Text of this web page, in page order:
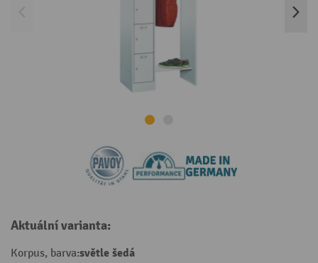
Aktuální varianta:
Korpus, barva:světle šedá